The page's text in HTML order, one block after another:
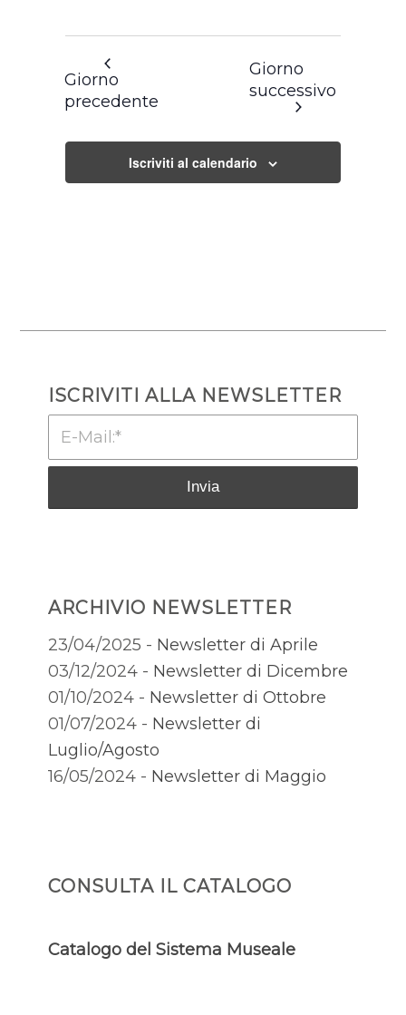
Giorno
precedente
Giorno
successivo
Iscriviti al calendario
ISCRIVITI ALLA NEWSLETTER
ARCHIVIO NEWSLETTER
23/04/2025 - Newsletter di Aprile
03/12/2024 - Newsletter di Dicembre
01/10/2024 - Newsletter di Ottobre
01/07/2024 - Newsletter di
Luglio/Agosto
16/05/2024 - Newsletter di Maggio
CONSULTA IL CATALOGO
Catalogo del Sistema Museale